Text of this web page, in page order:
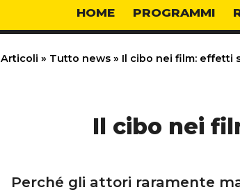
HOME PROGRAMMI
Articoli » Tutto news » Il cibo nei film: effetti
Il cibo nei
Perché gli attori raramente